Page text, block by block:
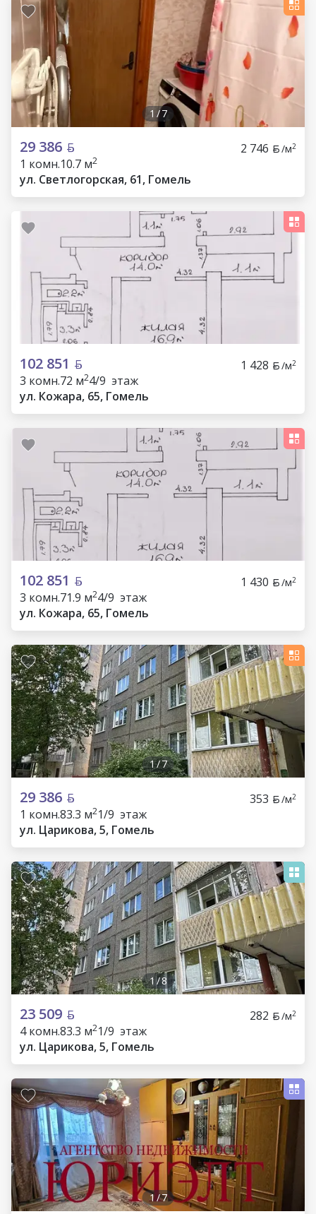
1 /7
29 386 2 746 /м2
1 комн.10.7 м2
ул. Светлогорская, 61, Гомель
102 851 1 428 /м2
3 комн.72 м24/9 этаж
ул. Кожара, 65, Гомель
102 851 1 430 /м2
3 комн.71.9 м24/9 этаж
ул. Кожара, 65, Гомель
1/7
29 386 353 /м2
1 комн.83.3 м21/9 этаж
ул. Царикова, 5, Гомель
1/8
23 509 282 /м2
4 комн.83.3 м21/9 этаж
ул. Царикова, 5, Гомель
1/7